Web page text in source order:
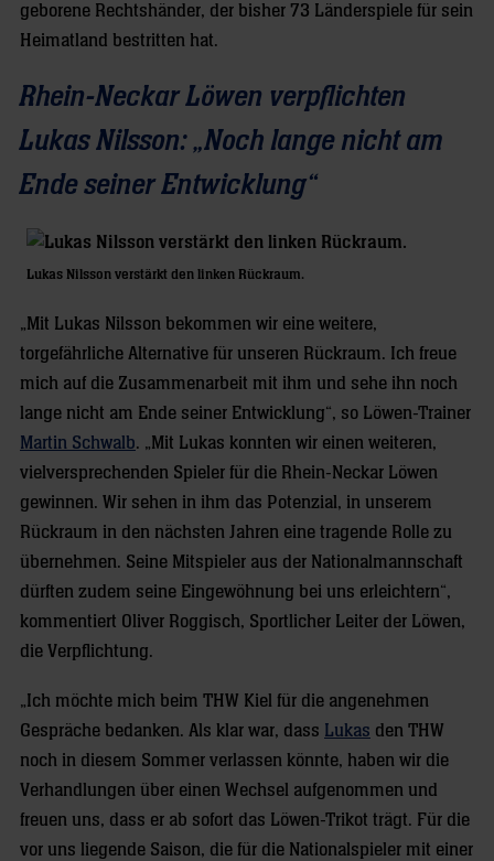
geborene Rechtshänder, der bisher 73 Länderspiele für sein
Heimatland bestritten hat.
Rhein-Neckar Löwen verpflichten
Lukas Nilsson: „Noch lange nicht am
Ende seiner Entwicklung“
Lukas Nilsson verstärkt den linken Rückraum.
„Mit Lukas Nilsson bekommen wir eine weitere,
torgefährliche Alternative für unseren Rückraum. Ich freue
mich auf die Zusammenarbeit mit ihm und sehe ihn noch
lange nicht am Ende seiner Entwicklung“, so Löwen-Trainer
Martin Schwalb. „Mit Lukas konnten wir einen weiteren,
vielversprechenden Spieler für die Rhein-Neckar Löwen
gewinnen. Wir sehen in ihm das Potenzial, in unserem
Rückraum in den nächsten Jahren eine tragende Rolle zu
übernehmen. Seine Mitspieler aus der Nationalmannschaft
dürften zudem seine Eingewöhnung bei uns erleichtern“,
kommentiert Oliver Roggisch, Sportlicher Leiter der Löwen,
die Verpflichtung.
„Ich möchte mich beim THW Kiel für die angenehmen
Gespräche bedanken. Als klar war, dass Lukas den THW
noch in diesem Sommer verlassen könnte, haben wir die
Verhandlungen über einen Wechsel aufgenommen und
freuen uns, dass er ab sofort das Löwen-Trikot trägt. Für die
vor uns liegende Saison, die für die Nationalspieler mit einer